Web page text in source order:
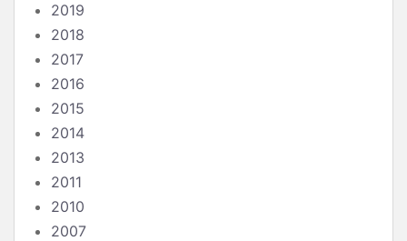
2019
2018
2017
2016
2015
2014
2013
2011
2010
2007